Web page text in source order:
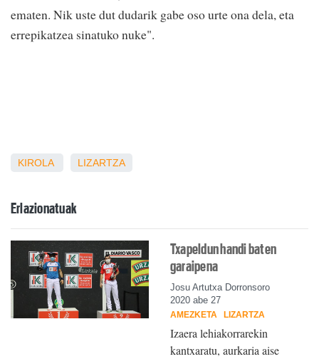
ematen. Nik uste dut dudarik gabe oso urte ona dela, eta
errepikatzea sinatuko nuke".
KIROLA LIZARTZA
Erlazionatuak
Txapeldun handi baten
garaipena
Josu Artutxa Dorronsoro
2020 abe 27
AMEZKETA LIZARTZA
Izaera lehiakorrarekin
kantxaratu, aurkaria aise